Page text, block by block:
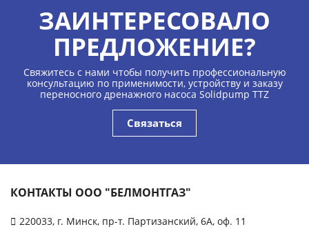
ЗАИНТЕРЕСОВАЛО
ПРЕДЛОЖЕНИЕ?
Свяжитесь с нами чтобы получить профессиональную
консультацию по применимости, устройству и заказу
переносного дренажного насоса Solidpump TTZ
Связаться
КОНТАКТЫ ООО "БЕЛМОНТГАЗ"
220033, г. Минск, пр-т. Партизанский, 6А, оф. 11